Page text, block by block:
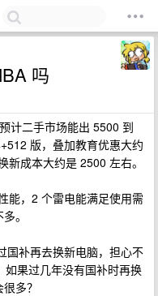
吗
计二手市场能出 5500 到
版，叠加教育优惠大约
成本大约是 2500 左右。
能，2 个雷电能满足使用需
。
国补再去换新电脑，担心不
果过几年没有国补时再换
多？